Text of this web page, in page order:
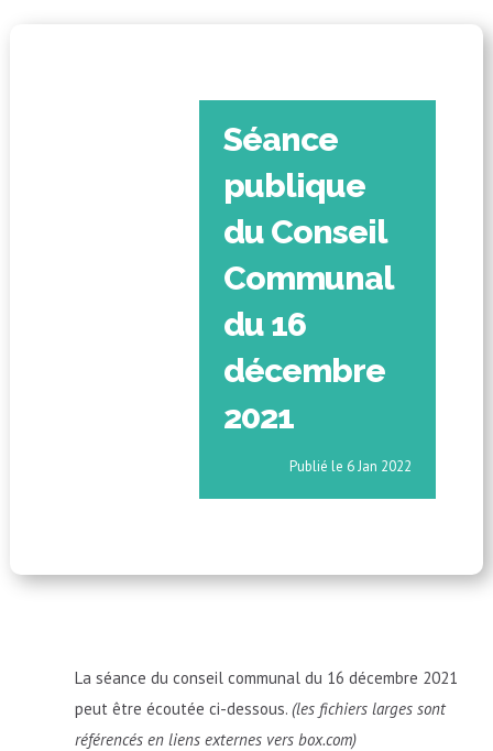
Séance
publique
du Conseil
Communal
du 16
décembre
2021
6 Jan 2022
La séance du conseil communal du 16 décembre 2021
peut être écoutée ci-dessous. (les fichiers larges sont
référencés en liens externes vers box.com)